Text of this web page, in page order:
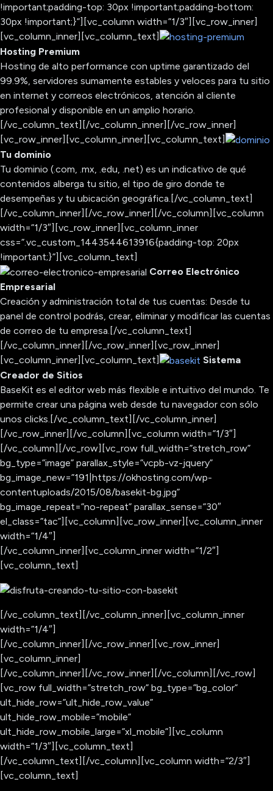
!important;padding-top: 30px !important;padding-bottom:
30px !important;}”][vc_column width=”1/3″][vc_row_inner]
[vc_column_inner][vc_column_text]
Hosting Premium
Hosting de alto performance con uptime garantizado del
99.9%, servidores sumamente estables y veloces para tu sitio
en internet y correos electrónicos, atención al cliente
profesional y disponible en un amplio horario.
[/vc_column_text][/vc_column_inner][/vc_row_inner]
[vc_row_inner][vc_column_inner][vc_column_text]
Tu dominio
Tu dominio (.com, .mx, .edu, .net) es un indicativo de qué
contenidos alberga tu sitio, el tipo de giro donde te
desempeñas y tu ubicación geográfica. [/vc_column_text]
[/vc_column_inner][/vc_row_inner][/vc_column][vc_column
width=”1/3″][vc_row_inner][vc_column_inner
css=”.vc_custom_1443544613916{padding-top: 20px
!important;}”][vc_column_text]
Correo Electrónico
Empresarial
Creación y administración total de tus cuentas: Desde tu
panel de control podrás, crear, eliminar y modificar las cuentas
de correo de tu empresa. [/vc_column_text]
[/vc_column_inner][/vc_row_inner][vc_row_inner]
[vc_column_inner][vc_column_text]
Sistema
Creador de Sitios
BaseKit es el editor web más flexible e intuitivo del mundo. Te
permite crear una página web desde tu navegador con sólo
unos clicks. [/vc_column_text][/vc_column_inner]
[/vc_row_inner][/vc_column][vc_column width=”1/3″]
[/vc_column][/vc_row][vc_row full_width=”stretch_row”
bg_type=”image” parallax_style=”vcpb-vz-jquery”
bg_image_new=”191|https://okhosting.com/wp-
contentuploads/2015/08/basekit-bg.jpg”
bg_image_repeat=”no-repeat” parallax_sense=”30″
el_class=”tac”][vc_column][vc_row_inner][vc_column_inner
width=”1/4″]
[/vc_column_inner][vc_column_inner width=”1/2″]
[vc_column_text]
[/vc_column_text][/vc_column_inner][vc_column_inner
width=”1/4″]
[/vc_column_inner][/vc_row_inner][vc_row_inner]
[vc_column_inner]
[/vc_column_inner][/vc_row_inner][/vc_column][/vc_row]
[vc_row full_width=”stretch_row” bg_type=”bg_color”
ult_hide_row=”ult_hide_row_value”
ult_hide_row_mobile=”mobile”
ult_hide_row_mobile_large=”xl_mobile”][vc_column
width=”1/3″][vc_column_text]
[/vc_column_text][/vc_column][vc_column width=”2/3″]
[vc_column_text]